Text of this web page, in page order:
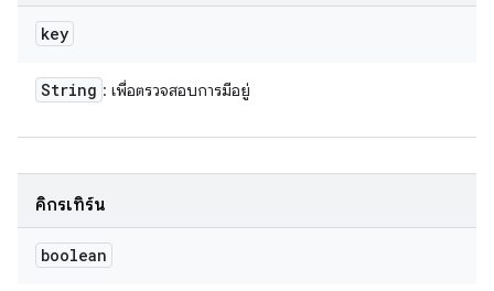
key
String : เพื่อตรวจสอบการมีอยู่
คิกรีเทิร์น
boolean